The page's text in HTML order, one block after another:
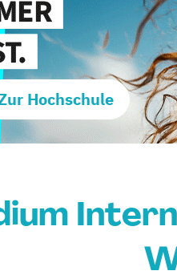
Hochschule